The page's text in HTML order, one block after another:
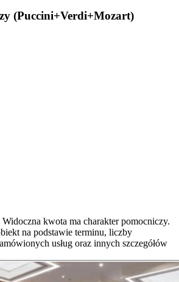
(Puccini+Verdi+Mozart)
Widoczna kwota ma charakter pomocniczy.
na podstawie terminu, liczby
usług oraz innych szczegółów